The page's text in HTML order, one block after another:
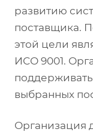
развитию
поставщика.
этой цели
ИСО 9001.
выбранных
Организация